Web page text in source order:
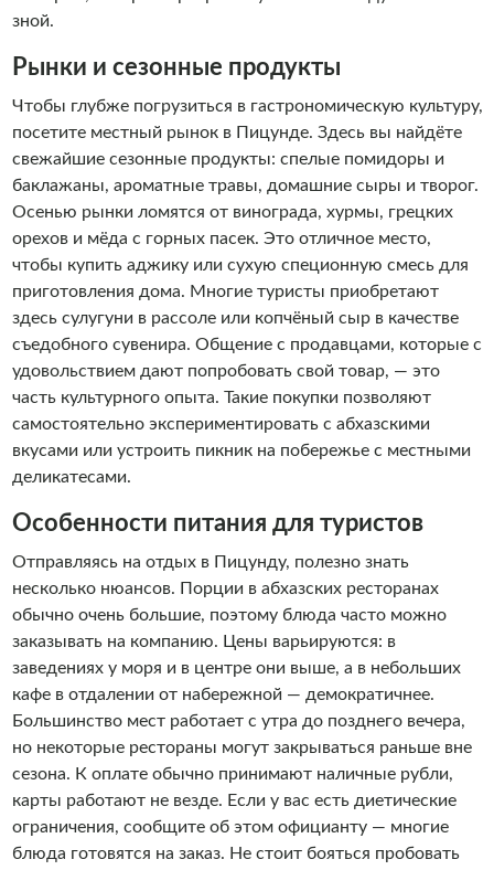
зной.
Рынки и сезонные продукты
Чтобы глубже погрузиться в гастрономическую культуру,
посетите местный рынок в Пицунде. Здесь вы найдёте
свежайшие сезонные продукты: спелые помидоры и
баклажаны, ароматные травы, домашние сыры и творог.
Осенью рынки ломятся от винограда, хурмы, грецких
орехов и мёда с горных пасек. Это отличное место,
чтобы купить аджику или сухую специонную смесь для
приготовления дома. Многие туристы приобретают
здесь сулугуни в рассоле или копчёный сыр в качестве
съедобного сувенира. Общение с продавцами, которые с
удовольствием дают попробовать свой товар, — это
часть культурного опыта. Такие покупки позволяют
самостоятельно экспериментировать с абхазскими
вкусами или устроить пикник на побережье с местными
деликатесами.
Особенности питания для туристов
Отправляясь на отдых в Пицунду, полезно знать
несколько нюансов. Порции в абхазских ресторанах
обычно очень большие, поэтому блюда часто можно
заказывать на компанию. Цены варьируются: в
заведениях у моря и в центре они выше, а в небольших
кафе в отдалении от набережной — демократичнее.
Большинство мест работает с утра до позднего вечера,
но некоторые рестораны могут закрываться раньше вне
сезона. К оплате обычно принимают наличные рубли,
карты работают не везде. Если у вас есть диетические
ограничения, сообщите об этом официанту — многие
блюда готовятся на заказ. Не стоит бояться пробовать